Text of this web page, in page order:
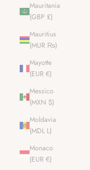
Mauritania
(GBP £)
Mauritius
(MUR ₨)
Mayotte
(EUR €)
Messico
(MXN $)
Moldavia
(MDL L)
Monaco
(EUR €)